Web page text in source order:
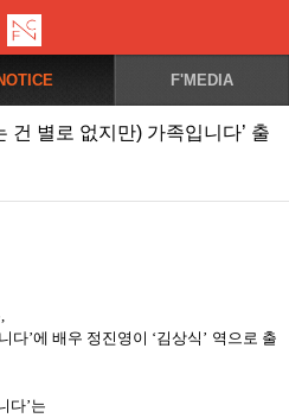
F'MEDIA
건 별로 없지만) 가족입니다’ 출
,
다’에 배우 정진영이 ‘김상식 ’ 역으로 출
다’는